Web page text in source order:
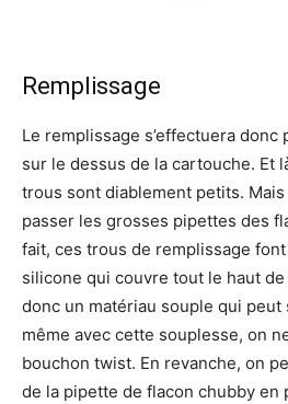
Remplissage
Le remplissage s’effectuera
sur le dessus de la cartouche. Et
trous sont diablement petits.
passer les grosses pipettes des
fait, ces trous de remplissage
silicone qui couvre tout le haut de
donc un matériau souple qui peut
même avec cette souplesse, on
bouchon twist. En revanche, on
de la pipette de flacon chubby en